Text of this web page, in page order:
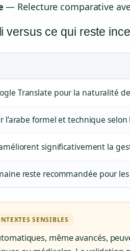
— Relecture comparative
versus ce qui reste
Translate pour la naturalité
l’arabe formel et technique
significativement la
reste recommandée pour
SENSIBLES
même avancés,